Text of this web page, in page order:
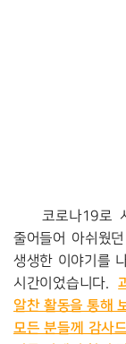
코로나19로
줄어들어 아쉬웠
생생한 이야기를
시간이었습니다.
알찬 활동을 통해
모든 분들께 감사